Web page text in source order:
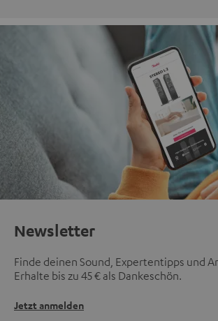
Newsletter
Finde deinen Sound, Expertentipps und
Erhalte bis zu 45 € als Dankeschön.
Jetzt anmelden